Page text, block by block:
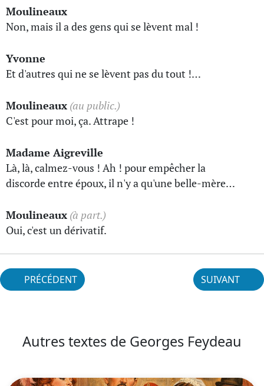
Moulineaux
Non, mais il a des gens qui se lèvent mal !
Yvonne
Et d'autres qui ne se lèvent pas du tout !…
Moulineaux (au public.)
C'est pour moi, ça. Attrape !
Madame Aigreville
Là, là, calmez-vous ! Ah ! pour empêcher la
discorde entre époux, il n'y a qu'une belle-mère…
Moulineaux (à part.)
Oui, c'est un dérivatif.
PRÉCÉDENT SUIVANT
Autres textes de Georges Feydeau